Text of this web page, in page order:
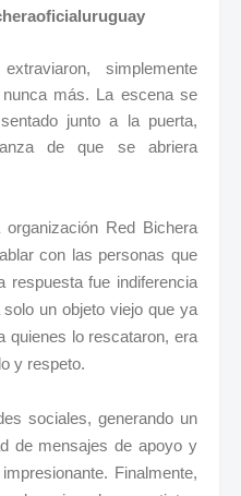
simplemente
más. La escena se
junto a la puerta,
de que se abriera
Red Bichera
con las personas que
respuesta fue indiferencia
un objeto viejo que ya
quienes lo rescataron, era
y respeto.
sociales, generando un
de mensajes de apoyo y
Finalmente,